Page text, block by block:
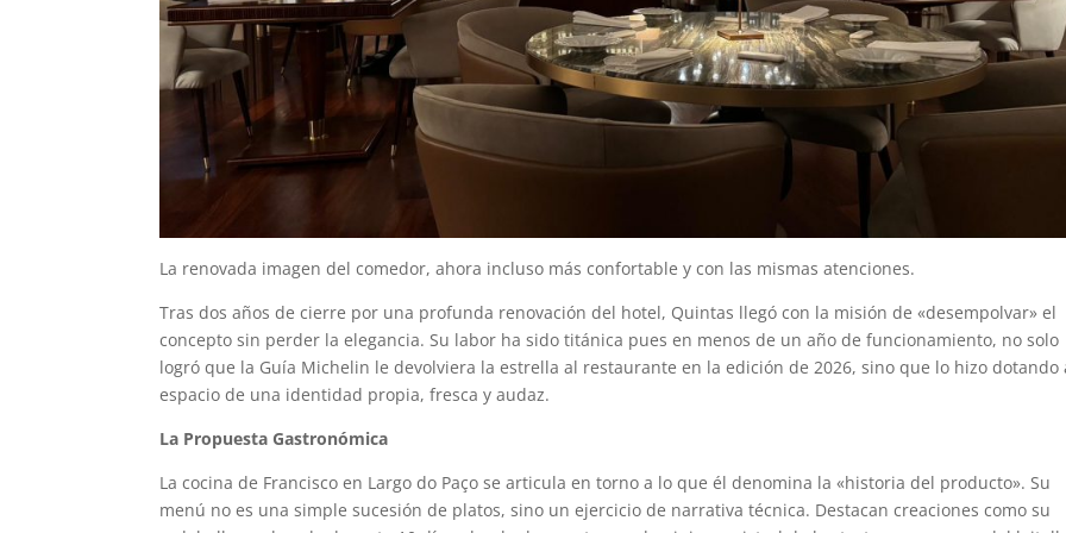
La renovada imagen del comedor, ahora incluso más confortable y con las mismas atenciones.
Tras dos años de cierre por una profunda renovación del hotel, Quintas llegó con la misión de «desempolvar» el
concepto sin perder la elegancia. Su labor ha sido titánica pues en menos de un año de funcionamiento, no solo
logró que la Guía Michelin le devolviera la estrella al restaurante en la edición de 2026, sino que lo hizo dotando
espacio de una identidad propia, fresca y audaz.
La Propuesta Gastronómica
La cocina de Francisco en Largo do Paço se articula en torno a lo que él denomina la «historia del producto». Su
menú no es una simple sucesión de platos, sino un ejercicio de narrativa técnica. Destacan creaciones como su